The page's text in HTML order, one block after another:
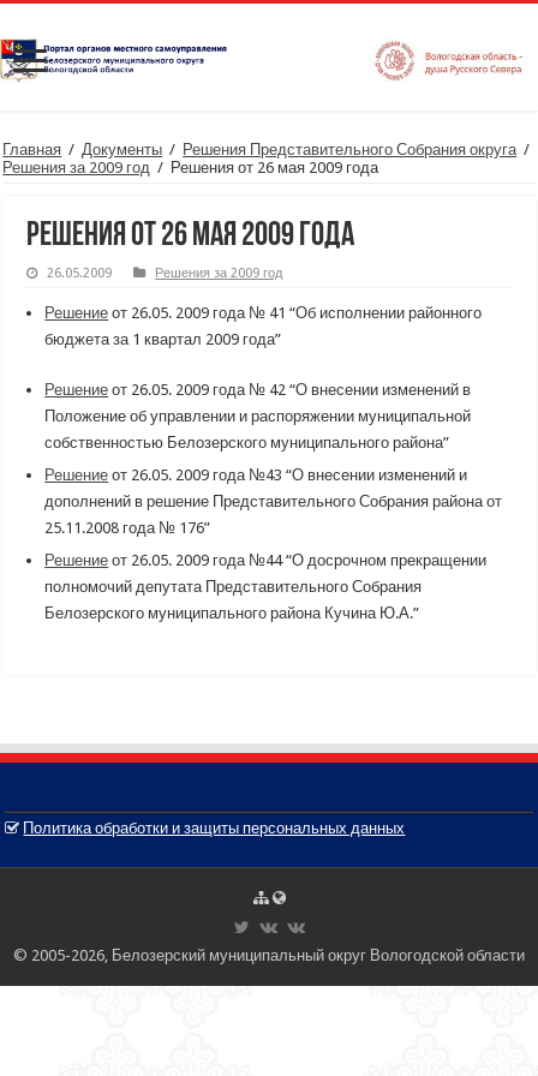
Главная / Документы / Решения Представительного Собрания округа /
Решения за 2009 год / Решения от 26 мая 2009 года
Решения от 26 мая 2009 года
26.05.2009 Решения за 2009 год
Решение от 26.05. 2009 года № 41 “Об исполнении районного
бюджета за 1 квартал 2009 года”
Решение от 26.05. 2009 года № 42 “О внесении изменений в
Положение об управлении и распоряжении муниципальной
собственностью Белозерского муниципального района”
Решение от 26.05. 2009 года №43 “О внесении изменений и
дополнений в решение Представительного Собрания района от
25.11.2008 года № 176”
Решение от 26.05. 2009 года №44 “О досрочном прекращении
полномочий депутата Представительного Собрания
Белозерского муниципального района Кучина Ю.А.”
Политика обработки и защиты персональных данных
© 2005-2026, Белозерский муниципальный округ Вологодской области